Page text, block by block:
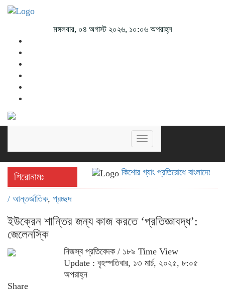
মঙ্গলবার, ০৪ অগাস্ট ২০২৬, ১০:০৬ অপরাহ্ন
Toggle
navigation
শিরোনামঃ কিশোর গ্যাং প্রতিরোধে বাংলাদেশের
/ আন্তর্জাতিক, প্রচ্ছদ
ইউক্রেন শান্তির জন্য কাজ করতে ‘প্রতিজ্ঞাবদ্ধ’:
জেলেনস্কি
নিজস্ব প্রতিবেদক / ১৮৯ Time View
Update : বৃহস্পতিবার, ১৩ মার্চ, ২০২৫, ৮:০৫
অপরাহ্ন
Share